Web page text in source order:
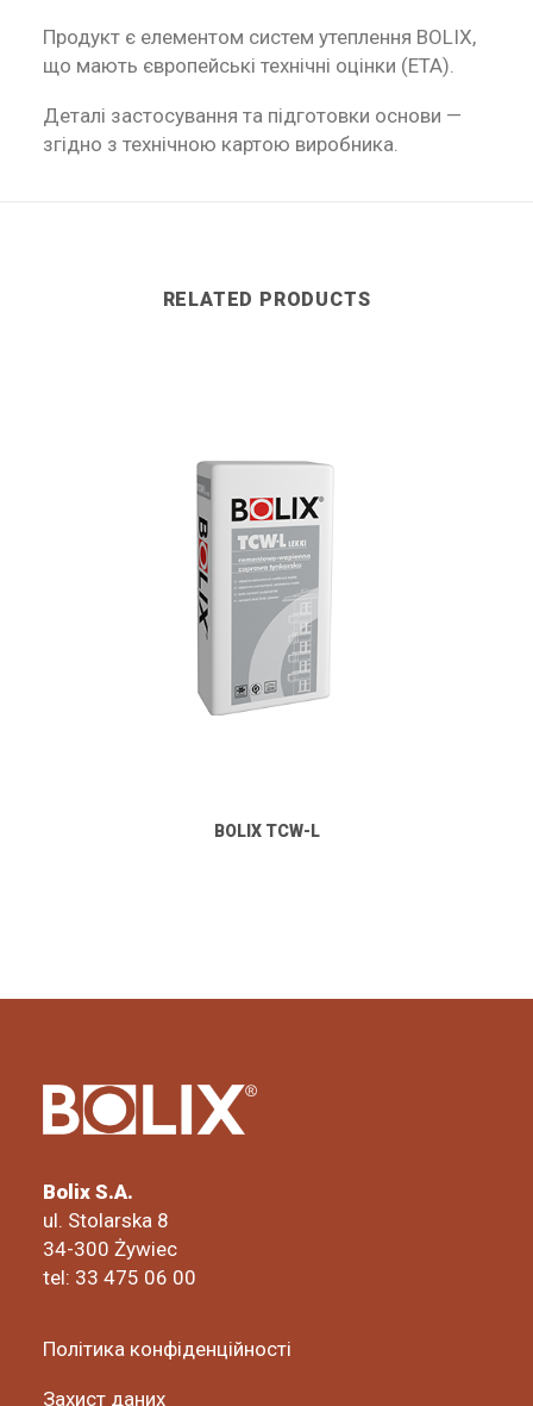
Продукт є елементом систем утеплення BOLIX,
що мають європейські технічні оцінки (ETA).
Деталі застосування та підготовки основи —
згідно з технічною картою виробника.
RELATED PRODUCTS
BOLIX TCW-L
Bolix S.A.
ul. Stolarska 8
34-300 Żywiec
tel: 33 475 06 00
Політика конфіденційності
Захист даних